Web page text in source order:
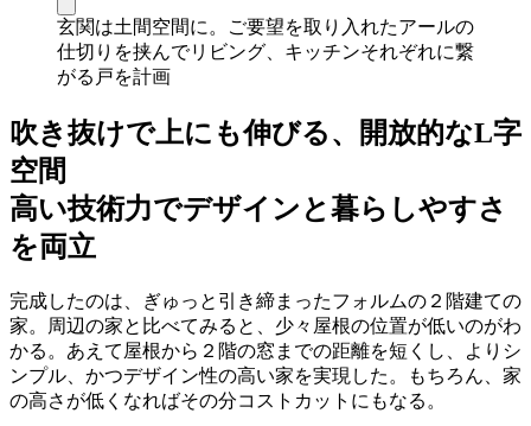
玄関は土間空間に。ご要望を取り入れたアールの
仕切りを挟んでリビング、キッチンそれぞれに繋
がる戸を計画
吹き抜けで上にも伸びる、開放的なL字
空間
高い技術力でデザインと暮らしやすさ
を両立
完成したのは、ぎゅっと引き締まったフォルムの２階建ての
家。周辺の家と比べてみると、少々屋根の位置が低いのがわ
かる。あえて屋根から２階の窓までの距離を短くし、よりシ
ンプル、かつデザイン性の高い家を実現した。もちろん、家
の高さが低くなればその分コストカットにもなる。